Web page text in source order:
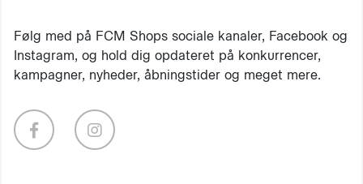
Følg med på FCM Shops sociale kanaler, Facebook og
Instagram, og hold dig opdateret på konkurrencer,
kampagner, nyheder, åbningstider og meget mere.